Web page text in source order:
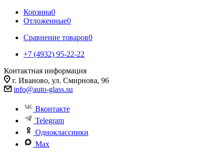
Корзина0
Отложенные0
Сравнение товаров0
+7 (4932) 95-22-22
Контактная информация
г. Иваново, ул. Смирнова, 96
info@auto-glass.su
Вконтакте
Telegram
Одноклассники
Max